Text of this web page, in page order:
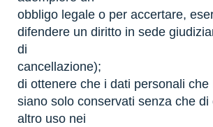
obbligo legale o per accertare,
difendere un diritto in sede
di
cancellazione);
di ottenere che i dati personali che
siano solo conservati senza che di
altro uso nei